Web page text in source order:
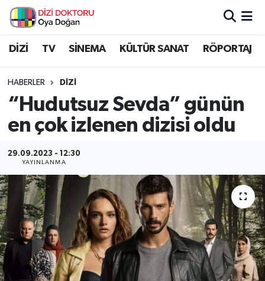
DİZİ TV SİNEMA KÜLTÜR SANAT RÖPORTAJ
HABERLER DİZİ
“Hudutsuz Sevda” günün
en çok izlenen dizisi oldu
29.09.2023 - 12:30
YAYINLANMA
İstanbul Nöbetçi Eczaneler
İstanbul Namaz Vakitleri
İstanbul Trafik Yoğunluk Haritası
Süper Lig Puan Durumu ve Fikstür
Tüm Manşetler
Son Dakika Haberleri
Haber Arşivi